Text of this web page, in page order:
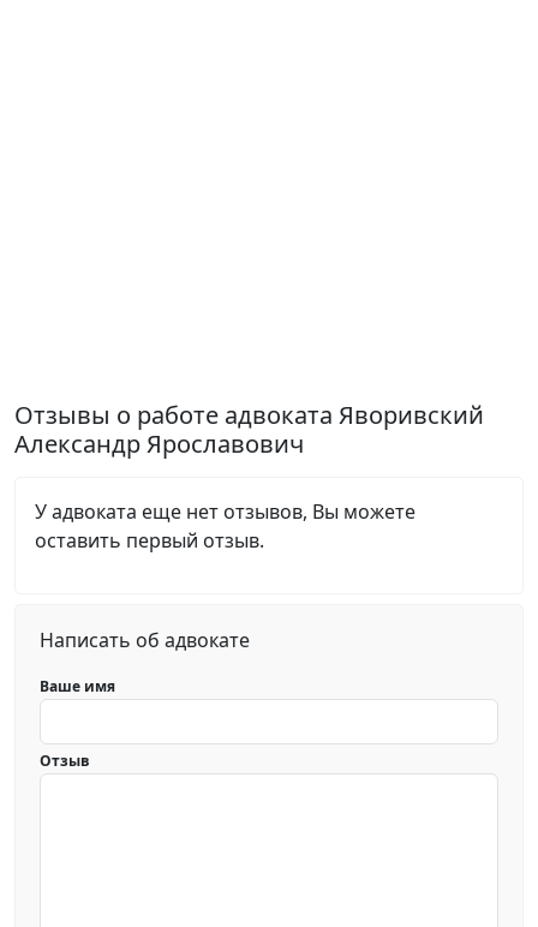
Отзывы о работе адвоката Яворивский
Александр Ярославович
У адвоката еще нет отзывов, Вы можете
оставить первый отзыв.
Написать об адвокате
Ваше имя
Отзыв